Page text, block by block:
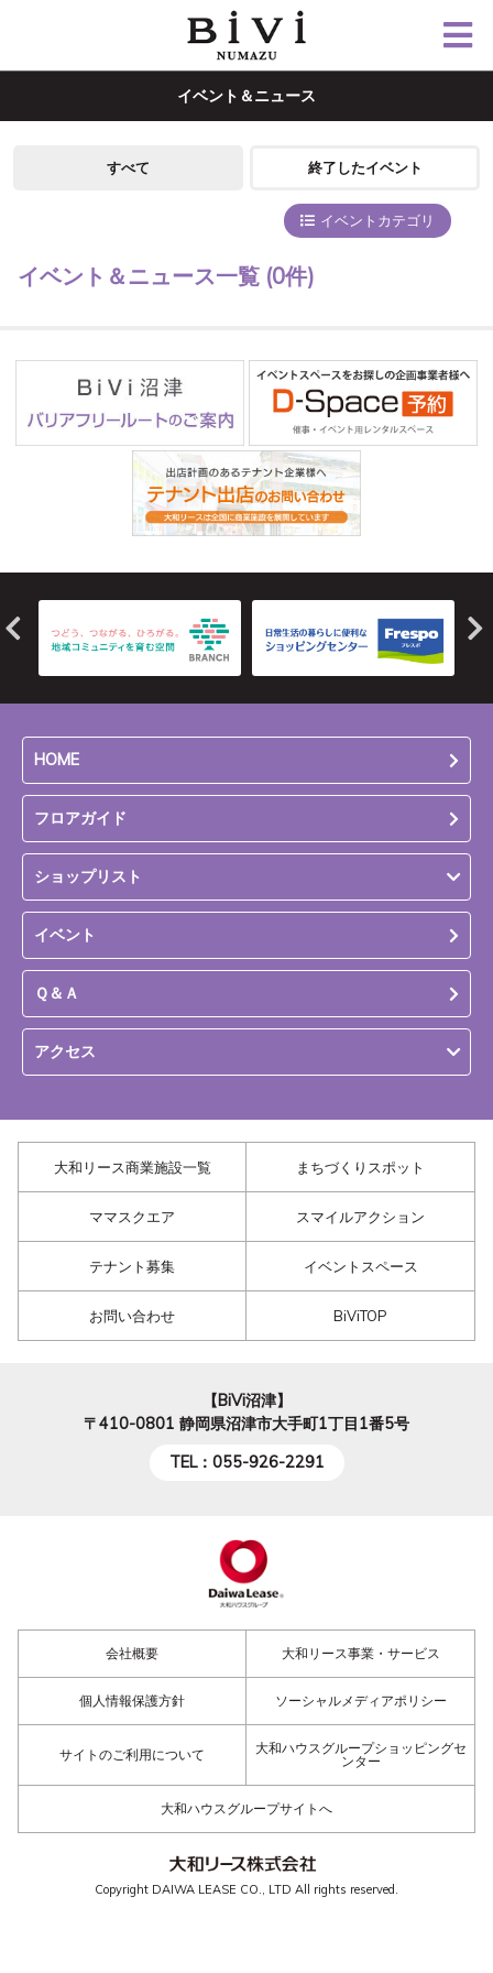
イベント＆ニュース
すべて 終了したイベント
イベントカテゴリ
イベント＆ニュース一覧 (0件)
HOME
フロアガイド
ショップリスト
イベント
Ｑ＆Ａ
アクセス
大和リース商業施設一覧 まちづくりスポット
ママスクエア スマイルアクション
テナント募集 イベントスペース
お問い合わせ BiViTOP
【BiVi沼津】
〒410-0801 静岡県沼津市大手町1丁目1番5号
TEL：055-926-2291
会社概要 大和リース事業・サービス
個人情報保護方針 ソーシャルメディアポリシー
サイトのご利用について
大和ハウスグループショッピングセ
ンター
大和ハウスグループサイトへ
Copyright DAIWA LEASE CO., LTD All rights reserved.